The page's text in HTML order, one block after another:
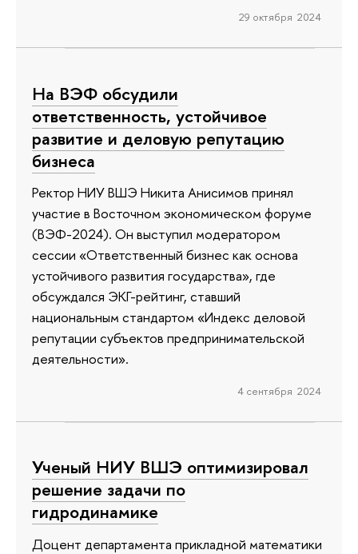
29 октября 2024
На ВЭФ обсудили
ответственность, устойчивое
развитие и деловую репутацию
бизнеса
Ректор НИУ ВШЭ Никита Анисимов принял
участие в Восточном экономическом форуме
(ВЭФ-2024). Он выступил модератором
сессии «Ответственный бизнес как основа
устойчивого развития государства», где
обсуждался ЭКГ-рейтинг, ставший
национальным стандартом «Индекс деловой
репутации субъектов предпринимательской
деятельности».
4 сентября 2024
Ученый НИУ ВШЭ оптимизировал
решение задачи по
гидродинамике
Доцент департамента прикладной математики